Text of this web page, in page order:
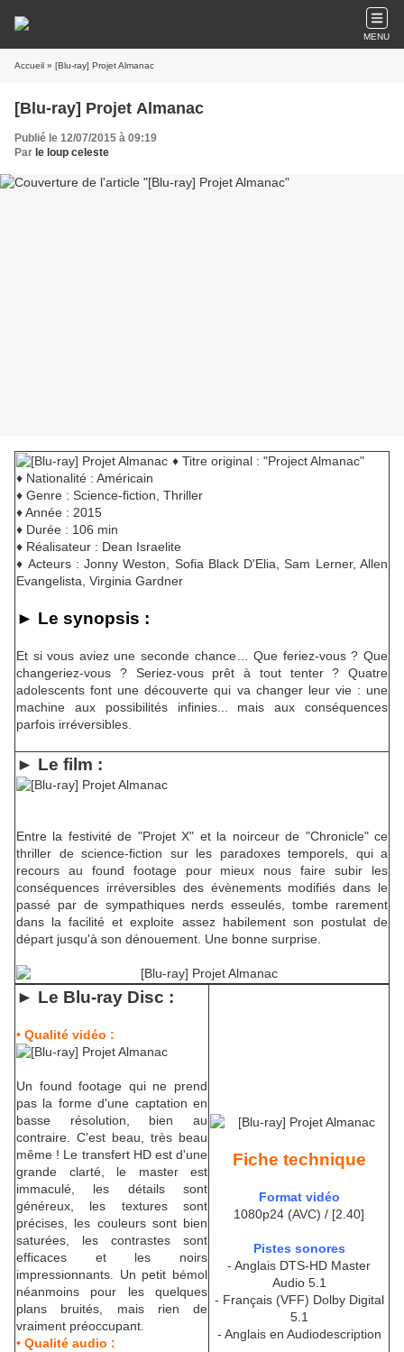
MENU
Accueil » [Blu-ray] Projet Almanac
[Blu-ray] Projet Almanac
Publié le 12/07/2015 à 09:19
Par le loup celeste
♦ Titre original : "Project Almanac"
♦ Nationalité : Américain
♦ Genre : Science-fiction, Thriller
♦ Année : 2015
♦ Durée : 106 min
♦ Réalisateur : Dean Israelite
♦ Acteurs : Jonny Weston, Sofia Black D'Elia, Sam Lerner, Allen
Evangelista, Virginia Gardner
► Le synopsis :
Et si vous aviez une seconde chance… Que feriez-vous ? Que
changeriez-vous ? Seriez-vous prêt à tout tenter ? Quatre
adolescents font une découverte qui va changer leur vie : une
machine aux possibilités infinies... mais aux conséquences
parfois irréversibles.
► Le film :
Entre la festivité de "Projet X" et la noirceur de "Chronicle" ce
thriller de science-fiction sur les paradoxes temporels, qui a
recours au found footage pour mieux nous faire subir les
conséquences irréversibles des évènements modifiés dans le
passé par de sympathiques nerds esseulés, tombe rarement
dans la facilité et exploite assez habilement son postulat de
départ jusqu'à son dénouement. Une bonne surprise.
► Le Blu-ray Disc :
• Qualité vidéo :
Un found footage qui ne prend
pas la forme d'une captation en
basse résolution, bien au
contraire. C'est beau, très beau
même ! Le transfert HD est d'une
grande clarté, le master est
immaculé, les détails sont
généreux, les textures sont
précises, les couleurs sont bien
saturées, les contrastes sont
efficaces et les noirs
impressionnants. Un petit bémol
néanmoins pour les quelques
plans bruités, mais rien de
vraiment préoccupant.
• Qualité audio :
Fiche technique
Format vidéo
1080p24 (AVC) / [2.40]
Pistes sonores
- Anglais DTS-HD Master
Audio 5.1
- Français (VFF) Dolby Digital
5.1
- Anglais en Audiodescription